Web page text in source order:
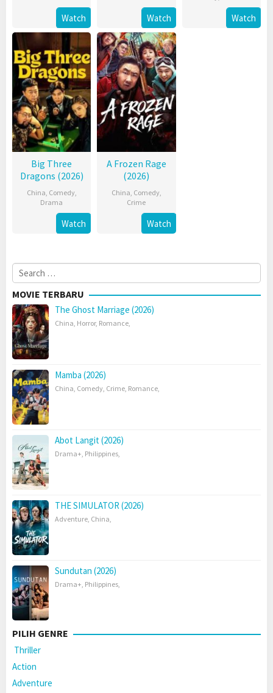
Watch Watch Watch
Big Three
Dragons (2026)
China, Comedy,
Drama
Watch
A Frozen Rage
(2026)
China, Comedy,
Crime
Watch
Search
for:
MOVIE TERBARU
The Ghost Marriage (2026)
China, Horror, Romance,
Mamba (2026)
China, Comedy, Crime, Romance,
Abot Langit (2026)
Drama+, Philippines,
THE SIMULATOR (2026)
Adventure, China,
Sundutan (2026)
Drama+, Philippines,
PILIH GENRE
Thriller
Action
Adventure